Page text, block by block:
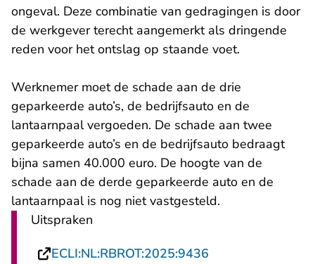
ongeval. Deze combinatie van gedragingen is door
de werkgever terecht aangemerkt als dringende
reden voor het ontslag op staande voet.
Werknemer moet de schade aan de drie
geparkeerde auto’s, de bedrijfsauto en de
lantaarnpaal vergoeden. De schade aan twee
geparkeerde auto’s en de bedrijfsauto bedraagt
bijna samen 40.000 euro. De hoogte van de
schade aan de derde geparkeerde auto en de
lantaarnpaal is nog niet vastgesteld.
Uitspraken
ECLI:NL:RBROT:2025:9436